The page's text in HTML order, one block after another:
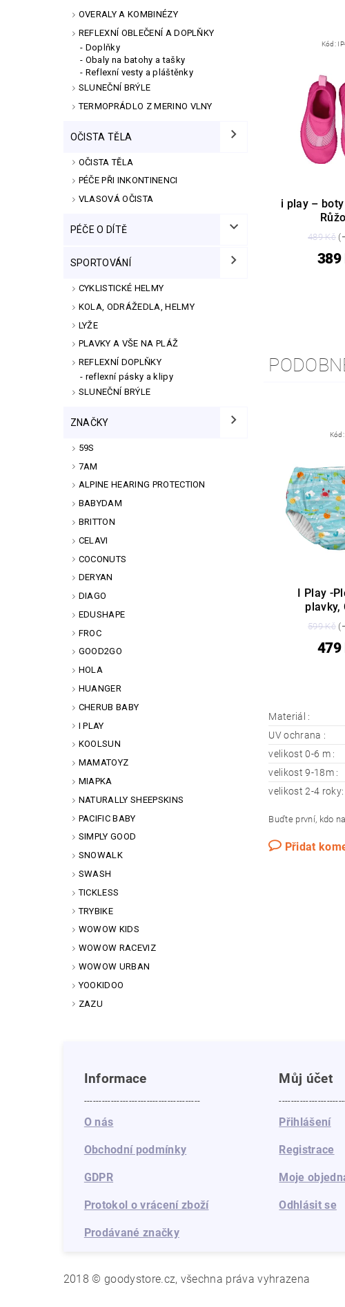
OVERALY A KOMBINÉZY
REFLEXNÍ OBLEČENÍ A DOPLŇKY
Doplňky
Obaly na batohy a tašky
Reflexní vesty a pláštěnky
SLUNEČNÍ BRÝLE
TERMOPRÁDLO Z MERINO VLNY
OČISTA TĚLA
OČISTA TĚLA
PÉČE PŘI INKONTINENCI
VLASOVÁ OČISTA
PÉČE O DÍTĚ
SPORTOVÁNÍ
CYKLISTICKÉ HELMY
KOLA, ODRÁŽEDLA, HELMY
LYŽE
PLAVKY A VŠE NA PLÁŽ
REFLEXNÍ DOPLŇKY
reflexní pásky a klipy
SLUNEČNÍ BRÝLE
ZNAČKY
59S
7AM
ALPINE HEARING PROTECTION
BABYDAM
BRITTON
CELAVI
COCONUTS
DERYAN
DIAGO
EDUSHAPE
FROC
GOOD2GO
HOLA
HUANGER
CHERUB BABY
I PLAY
KOOLSUN
MAMATOYZ
MIAPKA
NATURALLY SHEEPSKINS
PACIFIC BABY
SIMPLY GOOD
SNOWALK
SWASH
TICKLESS
TRYBIKE
WOWOW KIDS
WOWOW RACEVIZ
WOWOW URBAN
YOOKIDOO
ZAZU
Kód:
i play –
489 Kč
389
I Play -
plavky,
599 Kč
479
Materiál :
UV ochrana :
velikost 0-6 m :
velikost 9-18m :
velikost 2-4 roky:
Buďte první, kdo
Přidat
Informace
---------------------------------------
O nás
Obchodní podmínky
GDPR
Protokol o vrácení zboží
Prodávané značky
Můj účet
Přihlášení
Registrace
Moje
Odhlásit se
2018 © goodystore.cz, všechna práva vyhrazena